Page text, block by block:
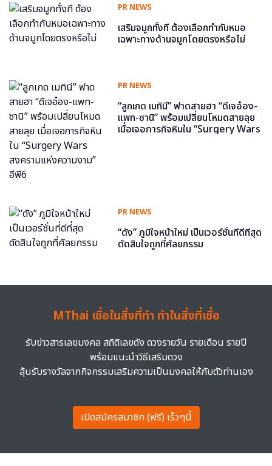
PR NEWS
เสริมจมูกทั้งที ต้องเลือกทำกับหมอ
เฉพาะทางด้านจมูกโดยตรงหรือไม่
PR NEWS
“ลูกเกด เมทินี” ฟาดสายฮา “ดีเจอ๋อง-
แพท-ซานิ” พร้อมเปลี่ยนโหมดสายลุย
เมื่อเจอภารกิจหินใน “Surgery Wars
PR NEWS
“ดัง” ภูมิใจหน้าใหม่ เป็นเวอร์ชั่นที่ดีที่สุด
ตัดสินใจถูกที่ศัลยกรรม
MThai เชื่อในสิ่งที่ทำ ทำในสิ่งที่เชื่อ
รับข่าวสารเลขมงคล สถิติเลขดัง ดวงรายวัน รายเดือน รายปี
พร้อมแนะนำวิธีเสริมดวง
ลุ้นรับรางวัลจากกิจกรรมเสริมความเป็นมงคลให้กับตัวท่านเอง
เปิดสมัครสมาชิก (ฟรี) เร็วๆนี้